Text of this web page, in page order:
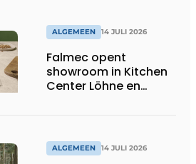
ALGEMEEN 14 JULI 2026
Falmec opent
showroom in Kitchen
Center Löhne en
ALGEMEEN 14 JULI 2026